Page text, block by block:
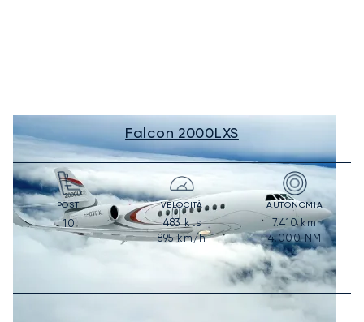
Falcon 2000LXS
POSTI
10
VELOCITÀ
483kts
895km/h
AUTONOMIA
7.410km
4.000NM